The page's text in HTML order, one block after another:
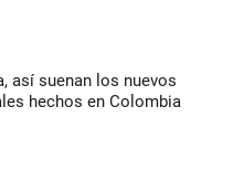
así suenan los nuevos
hechos en Colombia